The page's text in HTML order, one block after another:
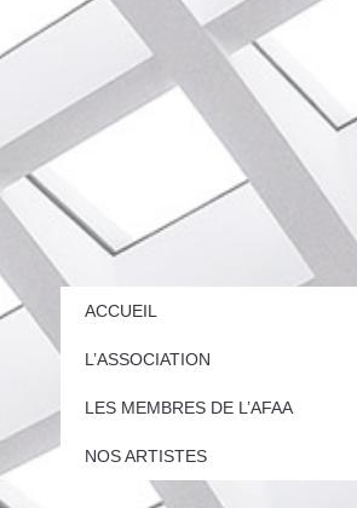
ACCUEIL
L’ASSOCIATION
LES MEMBRES DE L’AFAA
NOS ARTISTES